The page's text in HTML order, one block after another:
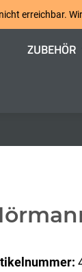
erreichbar.
ZUBEHÖR